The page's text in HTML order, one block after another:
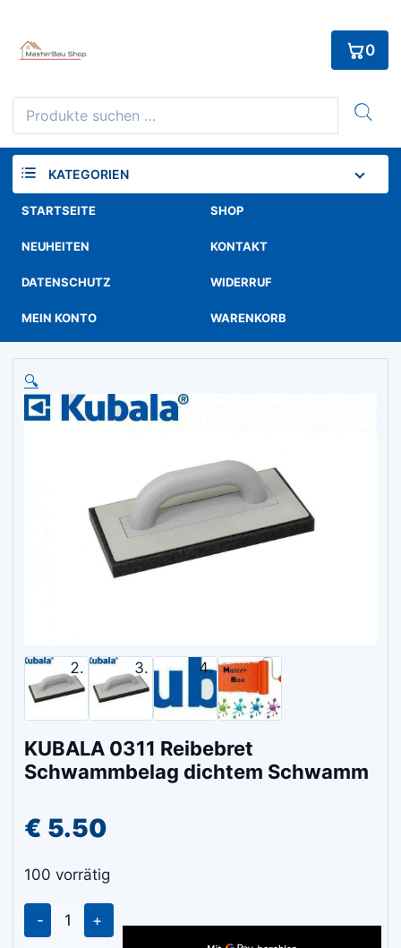
content
Suchen
nach:
0
KATEGORIEN
STARTSEITE SHOP
NEUHEITEN KONTAKT
DATENSCHUTZ WIDERRUF
MEIN KONTO WARENKORB
🔍
KUBALA 0311 Reibebret
Schwammbelag dichtem Schwamm
€ 5.50
100 vorrätig
KUBALA
0311